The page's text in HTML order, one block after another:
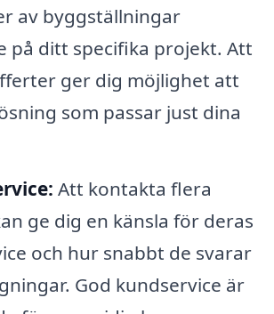
av byggställningar
på ditt specifika projekt. Att
ger dig möjlighet att
som passar just dina
Att kontakta flera
ge dig en känsla för deras
och hur snabbt de svarar
God kundservice är